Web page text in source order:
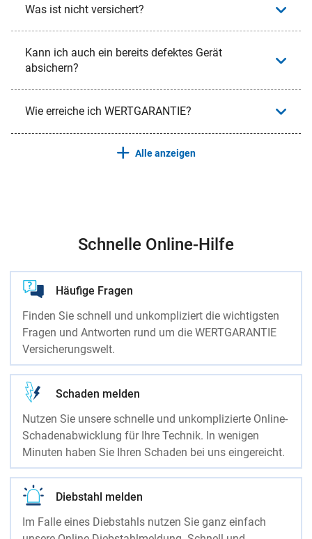
Was ist nicht versichert?
Kann ich auch ein bereits defektes Gerät
absichern?
Wie erreiche ich WERTGARANTIE?
Alle anzeigen
Schnelle Online-Hilfe
Häufige Fragen
Finden Sie schnell und unkompliziert die wichtigsten
Fragen und Antworten rund um die WERTGARANTIE
Versicherungswelt.
Schaden melden
Nutzen Sie unsere schnelle und unkomplizierte Online-
Schadenabwicklung für Ihre Technik. In wenigen
Minuten haben Sie Ihren Schaden bei uns eingereicht.
Diebstahl melden
Im Falle eines Diebstahls nutzen Sie ganz einfach